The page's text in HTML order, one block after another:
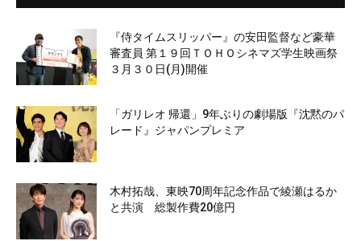
『侍タイムスリッパー』の安田監督など豪華
審査員 第１９回ＴＯＨＯシネマズ学生映画祭
３月３０日(月)開催
「ガリレオ 帰還」9年ぶりの劇場版『沈黙のパ
レード』ジャパンプレミア
木村拓哉、東映70周年記念作品で綾瀬はるか
と共演 総製作費20億円